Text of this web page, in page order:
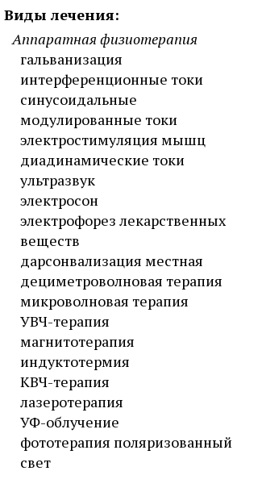
Виды лечения:
Аппаратная физиотерапия
гальванизация
интерференционные токи
синусоидальные
модулированные токи
электростимуляция мышц
диадинамические токи
ультразвук
электросон
электрофорез лекарственных
веществ
дарсонвализация местная
дециметроволновая терапия
микроволновая терапия
УВЧ-терапия
магнитотерапия
индуктотермия
КВЧ-терапия
лазеротерапия
УФ-облучение
фототерапия поляризованный
свет